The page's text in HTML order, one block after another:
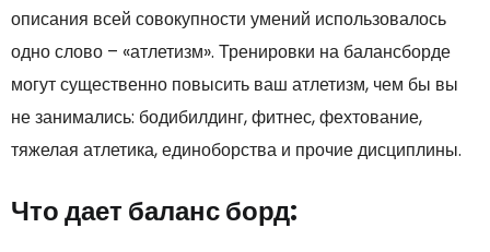
описания всей совокупности умений использовалось
одно слово – «атлетизм». Тренировки на балансборде
могут существенно повысить ваш атлетизм, чем бы вы
не занимались: бодибилдинг, фитнес, фехтование,
тяжелая атлетика, единоборства и прочие дисциплины.
Что дает баланс борд: